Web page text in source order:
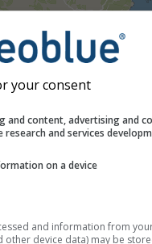
your consent
and content, advertising and
research and services
on a device
and information from
other device data) may be